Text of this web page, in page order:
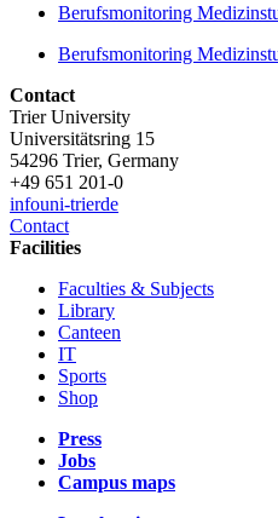
Berufsmonitoring
Berufsmonitoring
Contact
Trier University
Universitätsring 15
54296 Trier, Germany
+49 651 201-0
infouni-trierde
Contact
Facilities
Faculties & Subjects
Library
Canteen
IT
Sports
Shop
Press
Jobs
Campus maps